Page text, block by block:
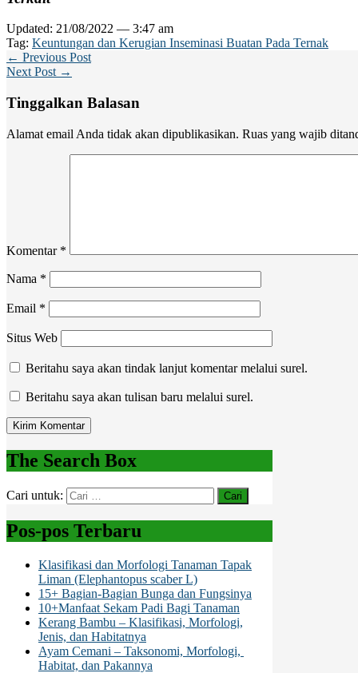
Updated: 21/08/2022 — 3:47 am
Tag: Keuntungan dan Kerugian Inseminasi Buatan Pada Ternak
← Previous Post
Next Post →
Tinggalkan Balasan
Alamat email Anda tidak akan dipublikasikan. Ruas yang wajib
Komentar *
Nama *
Email *
Situs Web
Beritahu saya akan tindak lanjut komentar melalui surel.
Beritahu saya akan tulisan baru melalui surel.
The Search Box
Cari untuk:
Pos-pos Terbaru
Klasifikasi dan Morfologi Tanaman Tapak
Liman (Elephantopus scaber L)
15+ Bagian-Bagian Bunga dan Fungsinya
10+Manfaat Sekam Padi Bagi Tanaman
Kerang Bambu – Klasifikasi, Morfologi,
Jenis, dan Habitatnya
Ayam Cemani – Taksonomi, Morfologi,
Habitat, dan Pakannya